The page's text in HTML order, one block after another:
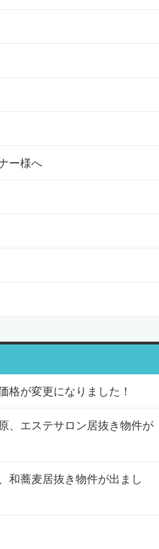
ー様へ
格が変更になりました！
、エステサロン居抜き物件が
和蕎麦居抜き物件が出まし